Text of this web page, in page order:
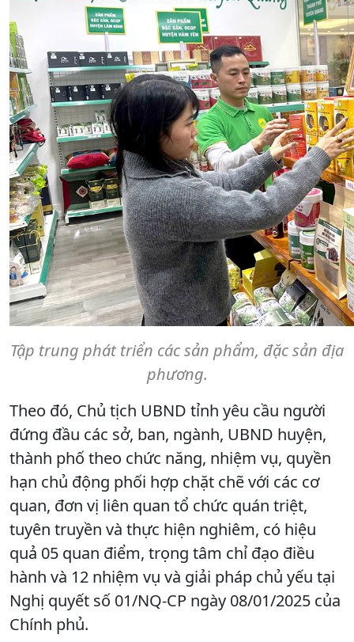
Tập trung phát triển các sản phẩm, đặc sản địa
phương.
Theo đó, Chủ tịch UBND tỉnh yêu cầu người
đứng đầu các sở, ban, ngành, UBND huyện,
thành phố theo chức năng, nhiệm vụ, quyền
hạn chủ động phối hợp chặt chẽ với các cơ
quan, đơn vị liên quan tổ chức quán triệt,
tuyên truyền và thực hiện nghiêm, có hiệu
quả 05 quan điểm, trọng tâm chỉ đạo điều
hành và 12 nhiệm vụ và giải pháp chủ yếu tại
Nghị quyết số 01/NQ-CP ngày 08/01/2025 của
Chính phủ.